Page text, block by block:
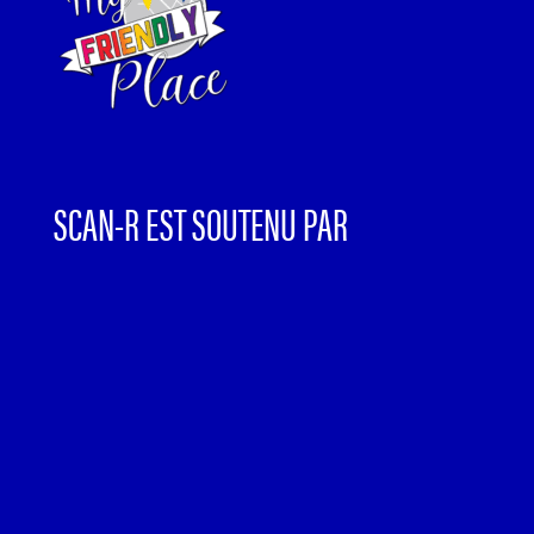
SCAN-R EST SOUTENU PAR